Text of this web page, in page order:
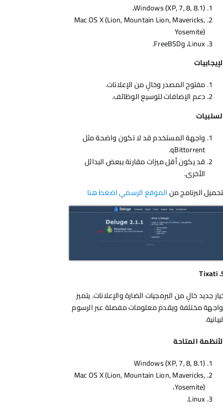
Windows (XP, 7, 8, 8.1)،
Mac OS X (Lion, Mountain Lion, Mavericks,
Yosemite)
Linux، وFreeBSD.
مفتوح المصدر وخالٍ من الإعلانات.
دعم الإضافات لتوسيع الوظائف.
واجهة المستخدم قد لا تكون واضحة مثل
qBittorrent.
قد يكون أقل ميزات مقارنة ببعض البدائل
الأخرى.
البرنامج منالموقع الرسمي اضغط هنا
Tixati
جديد خالٍ من البرمجيات الضارة والإعلانات. يتميز
مختلفة ويقدم معلومات مفصلة عبر الرسوم
المتاحة
Windows (XP, 7, 8, 8.1)
Mac OS X (Lion, Mountain Lion, Mavericks,
Yosemite)،
Linux.